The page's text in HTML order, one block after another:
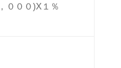
０００)X１％